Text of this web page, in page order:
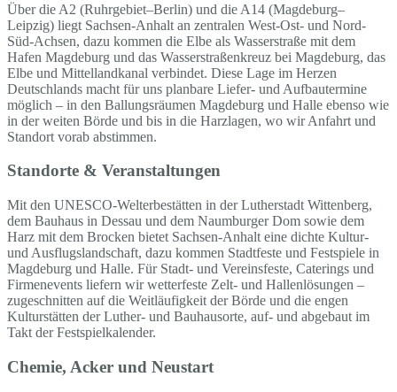
Über die A2 (Ruhrgebiet–Berlin) und die A14 (Magdeburg–
Leipzig) liegt Sachsen-Anhalt an zentralen West-Ost- und Nord-
Süd-Achsen, dazu kommen die Elbe als Wasserstraße mit dem
Hafen Magdeburg und das Wasserstraßenkreuz bei Magdeburg, das
Elbe und Mittellandkanal verbindet. Diese Lage im Herzen
Deutschlands macht für uns planbare Liefer- und Aufbautermine
möglich – in den Ballungsräumen Magdeburg und Halle ebenso wie
in der weiten Börde und bis in die Harzlagen, wo wir Anfahrt und
Standort vorab abstimmen.
Standorte & Veranstaltungen
Mit den UNESCO-Welterbestätten in der Lutherstadt Wittenberg,
dem Bauhaus in Dessau und dem Naumburger Dom sowie dem
Harz mit dem Brocken bietet Sachsen-Anhalt eine dichte Kultur-
und Ausflugslandschaft, dazu kommen Stadtfeste und Festspiele in
Magdeburg und Halle. Für Stadt- und Vereinsfeste, Caterings und
Firmenevents liefern wir wetterfeste Zelt- und Hallenlösungen –
zugeschnitten auf die Weitläufigkeit der Börde und die engen
Kulturstätten der Luther- und Bauhausorte, auf- und abgebaut im
Takt der Festspielkalender.
Chemie, Acker und Neustart